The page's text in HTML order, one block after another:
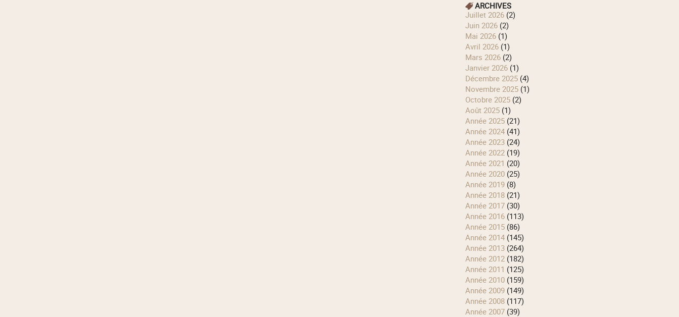
ARCHIVES
juillet 2026(2)
juin 2026(2)
mai 2026(1)
avril 2026(1)
mars 2026(2)
janvier 2026(1)
décembre 2025(4)
novembre 2025(1)
octobre 2025(2)
août 2025(1)
année 2025(21)
année 2024(41)
année 2023(24)
année 2022(19)
année 2021 (20)
année 2020(25)
année 2019(8)
année 2018(21)
année 2017(30)
année 2016(113)
année 2015(86)
année 2014(145)
année 2013(264)
année 2012(182)
année 2011 (125)
année 2010(159)
année 2009(149)
année 2008(117)
année 2007(39)